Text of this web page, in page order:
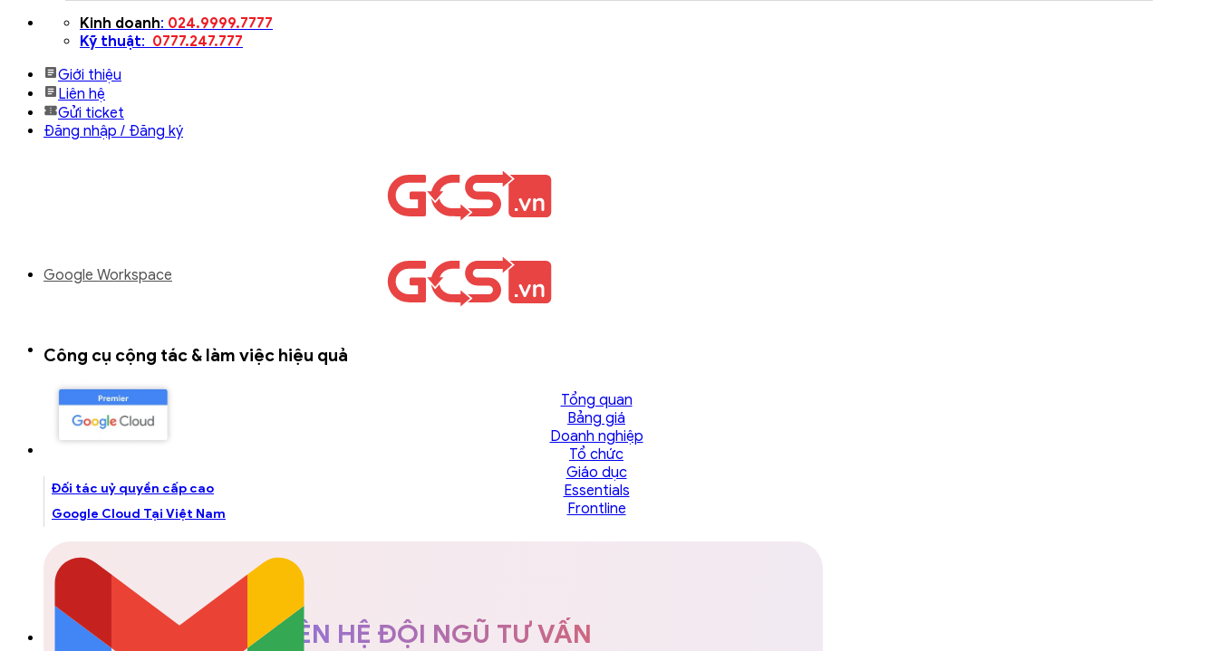
dung
Kinh doanh: 024.9999.7777
Kỹ thuật: 0777.247.777
Giới thiệu
Liên hệ
Gửi ticket
Đăng nhập / Đăng ký
Đối tác uỷ quyền cấp cao
Google Cloud Tại Việt Nam
LIÊN HỆ ĐỘI NGŨ TƯ VẤN
Google Workspace
Công cụ cộng tác & làm việc hiệu quả
Tổng quan
Bảng giá
Doanh nghiệp
Tổ chức
Giáo dục
Essentials
Frontline